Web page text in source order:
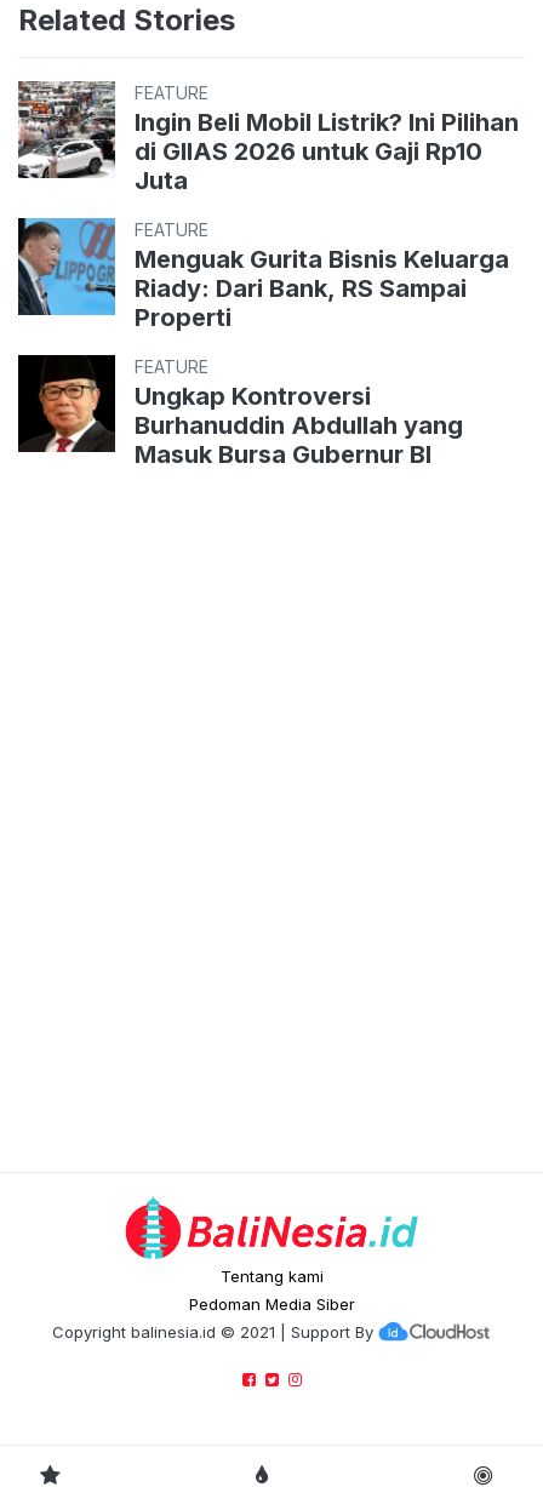
Related Stories
FEATURE
Ingin Beli Mobil Listrik? Ini Pilihan
di GIIAS 2026 untuk Gaji Rp10
Juta
FEATURE
Menguak Gurita Bisnis Keluarga
Riady: Dari Bank, RS Sampai
Properti
FEATURE
Ungkap Kontroversi
Burhanuddin Abdullah yang
Masuk Bursa Gubernur BI
Tentang kami
Pedoman Media Siber
Copyright balinesia.id © 2021 | Support By